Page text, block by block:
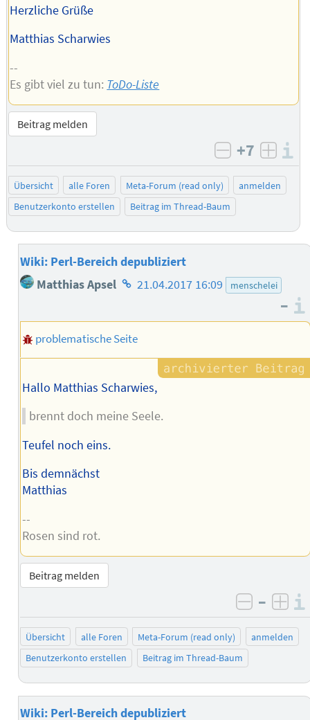
Herzliche Grüße
Matthias Scharwies
--
Es gibt viel zu tun: ToDo-Liste
Beitrag melden
negativ
+7
Übersicht alle Foren Meta-Forum (read only)
anmelden
Benutzerkonto erstellen
Beitrag im Thread-Baum
Wiki: Perl-Bereich depubliziert
Matthias Apsel Homepage
Autors
21.04.2017 16:09 menschelei
–
problematische Seite
Hallo Matthias Scharwies,
brennt doch meine Seele.
Teufel noch eins.
Bis demnächst
Matthias
--
Rosen sind rot.
Beitrag melden
negativ
–
Übersicht alle Foren Meta-Forum (read only)
anmelden
Benutzerkonto erstellen
Beitrag im Thread-Baum
Wiki: Perl-Bereich depubliziert